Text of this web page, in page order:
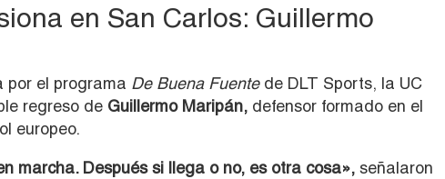
en San Carlos: Guillermo
por el programa De Buena Fuentede DLT Sports, la UC
regreso de Guillermo Maripán, defensor formado en el
europeo.
marcha. Después si llega o no, es otra cosa», señalaron